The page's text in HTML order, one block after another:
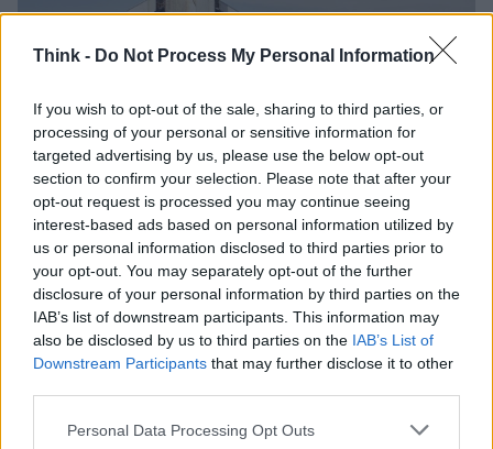
Think - Do Not Process My Personal Information
If you wish to opt-out of the sale, sharing to third parties, or
processing of your personal or sensitive information for
targeted advertising by us, please use the below opt-out
section to confirm your selection. Please note that after your
opt-out request is processed you may continue seeing
interest-based ads based on personal information utilized by
us or personal information disclosed to third parties prior to
your opt-out. You may separately opt-out of the further
disclosure of your personal information by third parties on the
IAB’s list of downstream participants. This information may
also be disclosed by us to third parties on the IAB’s List of
Downstream Participants that may further disclose it to other
Please note that this website/app uses one or more Google
Personal Data Processing Opt Outs
Le offerte per il primo posto sull’astronave
Le offerte per viaggiare con il primo volo dell'astronave di Jeff
Bezos hanno superato i 2 milioni di dollari in soli 14…
Redazione Think · 20 Mag 2021
MONEY